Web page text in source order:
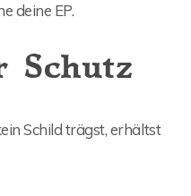
deine EP.
Schutz
Schild trägst, erhältst